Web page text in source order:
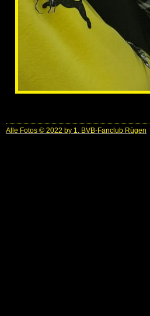
Alle Fotos © 2022 by 1. BVB-Fanclub Rügen